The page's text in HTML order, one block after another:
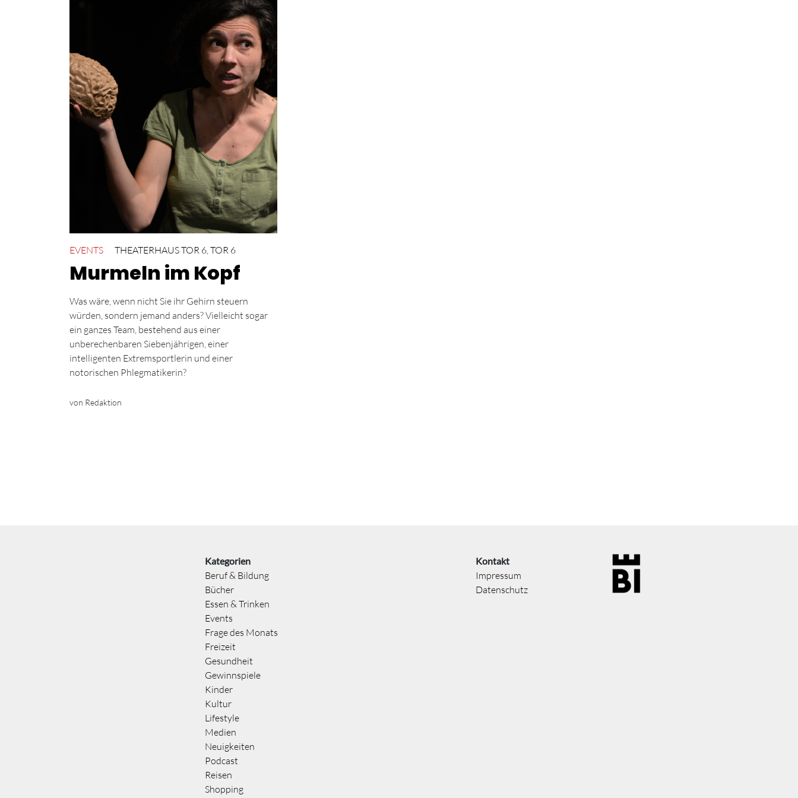
EVENTS THEATERHAUS TOR 6 TOR 6
Murmeln im Kopf
Was wäre, wenn nicht Sie ihr Gehirn steuern
würden, sondern jemand anders? Vielleicht sogar
ein ganzes Team, bestehend aus einer
unberechenbaren Siebenjährigen, einer
intelligenten Extremsportlerin und einer
notorischen Phlegmatikerin?
von Redaktion
Kategorien
Beruf & Bildung
Bücher
Essen & Trinken
Events
Frage des Monats
Freizeit
Gesundheit
Gewinnspiele
Kinder
Kultur
Lifestyle
Medien
Neuigkeiten
Podcast
Reisen
Shopping
Kontakt
Impressum
Datenschutz